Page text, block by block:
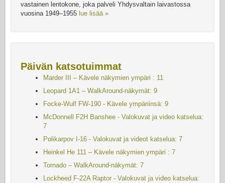
vastainen lentokone, joka palveli Yhdysvaltain laivastossa
vuosina 1949–1955 lue lisää »
Päivän katsotuimmat
Marder III – Kävele näkymien ympäri : 11
Leopard 1A1 – WalkAround-näkymät: 9
Focke-Wulf FW-190 - Kävele ympäriinsä: 9
McDonnell F2H Banshee - Valokuvat ja video katselua:
7
Polikarpov I-16 - Valokuvat ja videot katselua: 7
Heinkel He 111 – Kävele näkymien ympäri : 7
Tornado – WalkAround-näkymät: 7
Lockheed F-22A Raptor - Valokuvat ja video katselua: